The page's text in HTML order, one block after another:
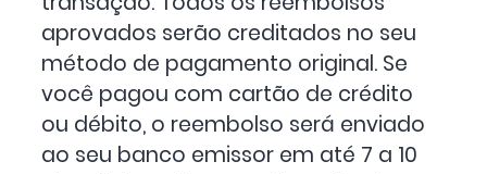
aprovados serão creditados no seu
método de pagamento original. Se
você pagou com cartão de crédito
ou débito, o reembolso será enviado
ao seu banco emissor em até 7 a 10